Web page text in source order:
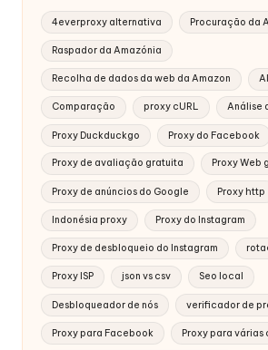
4everproxy alternativa Procuração da
Raspador da Amazónia
Recolha de dados da web da Amazon
Comparação proxy cURL Análise
Proxy Duckduckgo Proxy do Facebook
Proxy de avaliação gratuita Proxy Web
Proxy de anúncios do Google Proxy http
Indonésia proxy Proxy do Instagram
Proxy de desbloqueio do Instagram
Proxy ISP json vs csv Seo local
Desbloqueador de nós verificador de
Proxy para Facebook Proxy para várias